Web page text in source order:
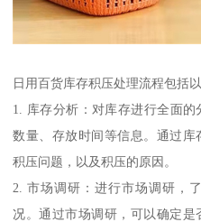
日用百货库存积压处理流程包括
1. 库存分析：对库存进行全面的
数量、存放时间等信息。通过
积压问题，以及积压的原因。
2. 市场调研：进行市场调研，
况。通过市场调研，可以确定